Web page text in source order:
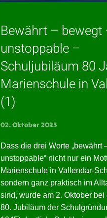
Bewährt – bewegt
unstoppable –
Schuljubiläum 80
Marienschule in
(1)
02. Oktober 2025
Dass die drei Worte „bewährt
unstoppable“ nicht nur ein
Marienschule in Vallendar-
sondern ganz praktisch im
sind, wurde am 2. Oktober
80. Jubiläum der